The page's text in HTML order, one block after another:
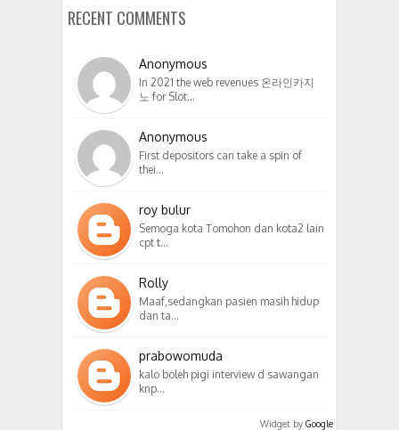
RECENT COMMENTS
Anonymous
In 2021 the web revenues 온라인카지
노 for Slot…
Anonymous
First depositors can take a spin of
thei…
roy bulur
Semoga kota Tomohon dan kota2 lain
cpt t…
Rolly
Maaf,sedangkan pasien masih hidup
dan ta…
prabowomuda
kalo boleh pigi interview d sawangan
knp…
Widget by Google